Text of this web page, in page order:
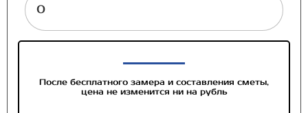
После бесплатного замера и составления сметы,
цена не изменится ни на рубль